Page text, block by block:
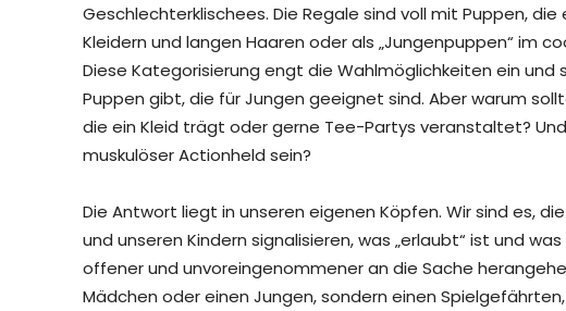
Geschlechterklischees. Die Regale sind voll mit Puppen,
Kleidern und langen Haaren oder als „Jungenpuppen“ im
Diese Kategorisierung engt die Wahlmöglichkeiten ein
Puppen gibt, die für Jungen geeignet sind. Aber warum
die ein Kleid trägt oder gerne Tee-Partys veranstaltet?
muskulöser Actionheld sein?
Die Antwort liegt in unseren eigenen Köpfen. Wir sind es,
und unseren Kindern signalisieren, was „erlaubt“ ist und
offener und unvoreingenommener an die Sache
Mädchen oder einen Jungen, sondern einen